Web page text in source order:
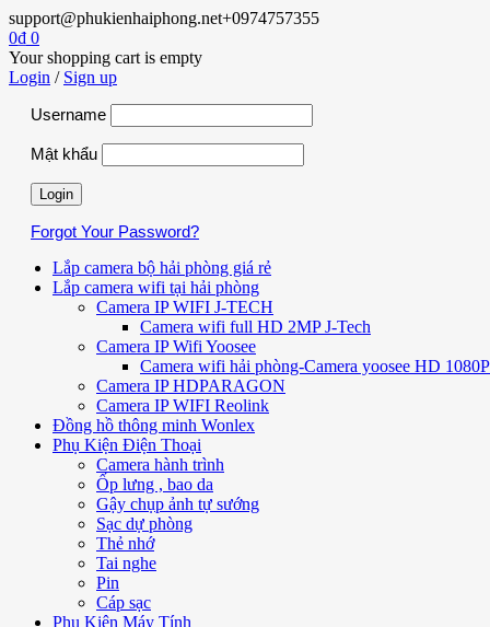
support@phukienhaiphong.net+0974757355
0₫ 0
Your shopping cart is empty
Login / Sign up
Username
Mật khẩu
Forgot Your Password?
Lắp camera bộ hải phòng giá rẻ
Lắp camera wifi tại hải phòng
Camera IP WIFI J-TECH
Camera wifi full HD 2MP J-Tech
Camera IP Wifi Yoosee
Camera wifi hải phòng-Camera yoosee HD
Camera IP HDPARAGON
Camera IP WIFI Reolink
Đồng hồ thông minh Wonlex
Phụ Kiện Điện Thoại
Camera hành trình
Ốp lưng , bao da
Gậy chụp ảnh tự sướng
Sạc dự phòng
Thẻ nhớ
Tai nghe
Pin
Cáp sạc
Phụ Kiện Máy Tính